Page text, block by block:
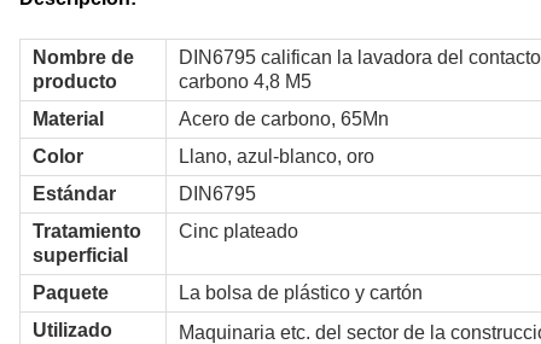
Nombre de
producto
DIN6795 califican la lavadora del
carbono 4,8 M5
Material
Acero de carbono, 65Mn
Color
Llano, azul-blanco, oro
Estándar
DIN6795
Tratamiento
superficial
Cinc plateado
Paquete
La bolsa de plástico y cartón
Utilizado
Maquinaria etc. del sector de la